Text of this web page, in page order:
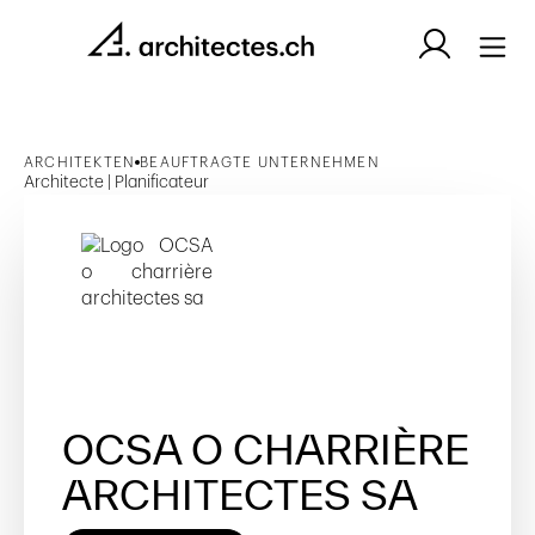
ARCHITEKTEN BEAUFTRAGTE UNTERNEHMEN
Architecte | Planificateur
OCSA O CHARRIÈRE
ARCHITECTES SA